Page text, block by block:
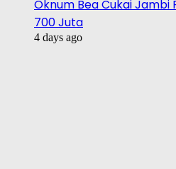
Oknum Bea Cukai Jambi
700 Juta
4 days ago